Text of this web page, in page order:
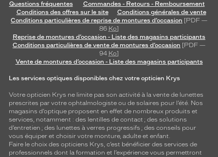
Questions fréquentes
Commandes - Retours - Remboursement
Conditions des offres sur le site
Conditions générales de vente
Conditions particulières de reprise de montures d’occasion [PDF —
86 Ko]
Reprise de montures d’occasion - Liste des magasins participants
Conditions particulières de vente de montures d’occasion [PDF —
94 Ko]
Vente de montures d’occasion - Liste des magasins participants
Les services optiques disponibles chez votre opticien Krys
Votre opticien Krys ne limite pas son activité à la vente de lunettes
prescrites par votre ophtalmologiste ou de solaires pour l’été. Nos
magasins d’optique proposent en effet de nombreux produits et
services, notamment : des lentilles de contact ; des solutions
d’entretien ; des lunettes à verres progressifs ; des conseils pour
vous équiper et choisir votre monture, adulte et enfant.
Faire le choix des opticiens Krys, c’est bénéficier des services de
professionnels dont la formation et l’expérience vous permettront